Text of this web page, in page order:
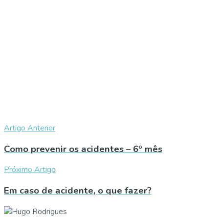
Artigo Anterior
Como prevenir os acidentes – 6º mês
Próximo Artigo
Em caso de acidente, o que fazer?